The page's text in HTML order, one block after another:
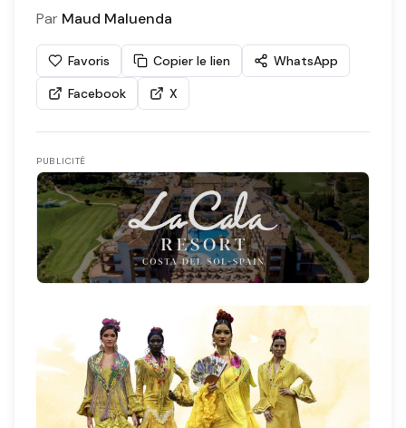
Par Maud Maluenda
Favoris Copier le lien
WhatsApp
Facebook
X
PUBLICITÉ